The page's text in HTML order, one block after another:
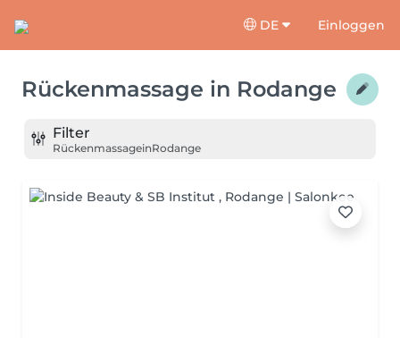
DE Einloggen
Rückenmassage in Rodange
Filter
RückenmassageinRodange